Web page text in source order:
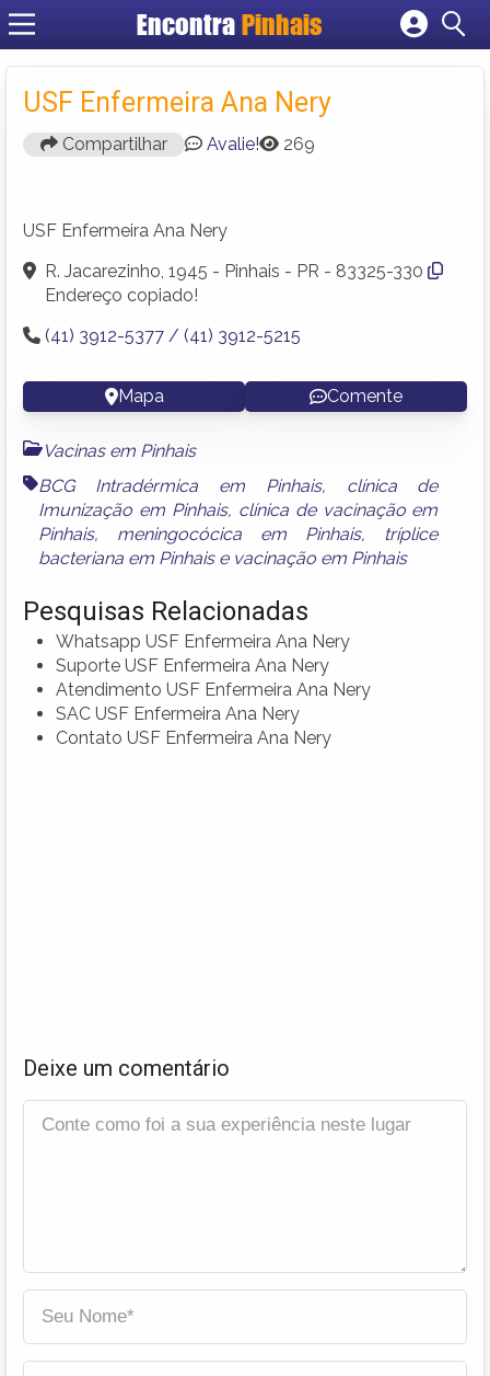
Encontra Pinhais
Cadastrar empresa
Criar conta
USF Enfermeira Ana Nery
Compartilhar Avalie! 269
USF Enfermeira Ana Nery
R. Jacarezinho, 1945 - Pinhais - PR - 83325-330
Endereço copiado!
(41) 3912-5377 / (41) 3912-5215
Mapa Comente
Vacinas em Pinhais
BCG Intradérmica em Pinhais, clínica de
Imunização em Pinhais, clínica de vacinação em
Pinhais, meningocócica em Pinhais, tríplice
bacteriana em Pinhaise vacinação em Pinhais
Pesquisas Relacionadas
Whatsapp USF Enfermeira Ana Nery
Suporte USF Enfermeira Ana Nery
Atendimento USF Enfermeira Ana Nery
SAC USF Enfermeira Ana Nery
Contato USF Enfermeira Ana Nery
Deixe um comentário